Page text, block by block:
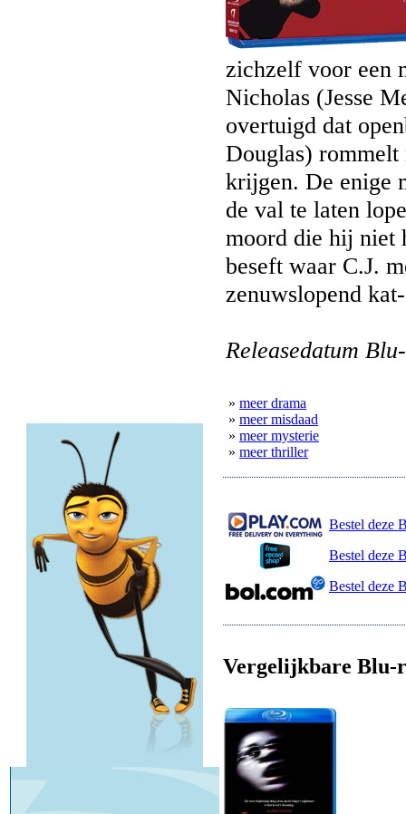
zichzelf voor een
Nicholas (Jesse
overtuigd dat
Douglas) rommelt
krijgen. De enige
de val te laten
moord die hij niet
beseft waar C.J.
zenuwslopend
Releasedatum
» meer drama
» meer misdaad
» meer mysterie
» meer thriller
Bestel deze
Bestel deze
Bestel deze
Vergelijkbare Blu-